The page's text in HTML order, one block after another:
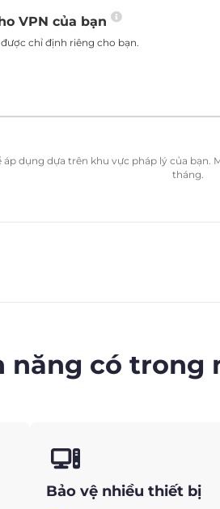
VPN của bạn
chỉ định riêng cho bạn.
dụng dựa trên khu vực pháp lý của
tháng.
năng có trong
Bảo vệ nhiều thiết bị